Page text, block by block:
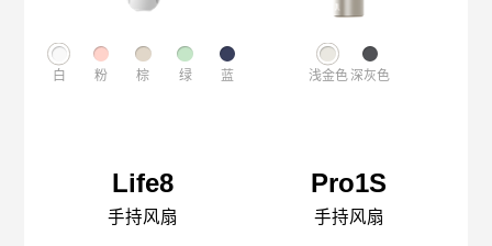
白 粉 棕 绿 蓝
Life8
手持风扇
浅金色深灰色
Pro1S
手持风扇